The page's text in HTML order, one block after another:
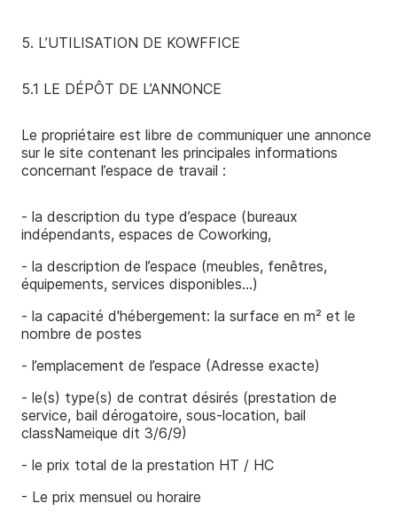
5. L’UTILISATION DE KOWFFICE
5.1 LE DÉPÔT DE L’ANNONCE
Le propriétaire est libre de communiquer une annonce
sur le site contenant les principales informations
concernant l’espace de travail :
- la description du type d’espace (bureaux
indépendants, espaces de Coworking,
- la description de l’espace (meubles, fenêtres,
équipements, services disponibles...)
- la capacité d'hébergement: la surface en m² et le
nombre de postes
- l’emplacement de l’espace (Adresse exacte)
- le(s) type(s) de contrat désirés (prestation de
service, bail dérogatoire, sous-location, bail
classNameique dit 3/6/9)
- le prix total de la prestation HT / HC
- Le prix mensuel ou horaire